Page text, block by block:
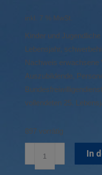
inkl. 7 % MwSt.
Kinder und
Lebensjahr,
Nachweis erwachsene
Auszubildende,
vollendeten 25.
897 vorrätig
In